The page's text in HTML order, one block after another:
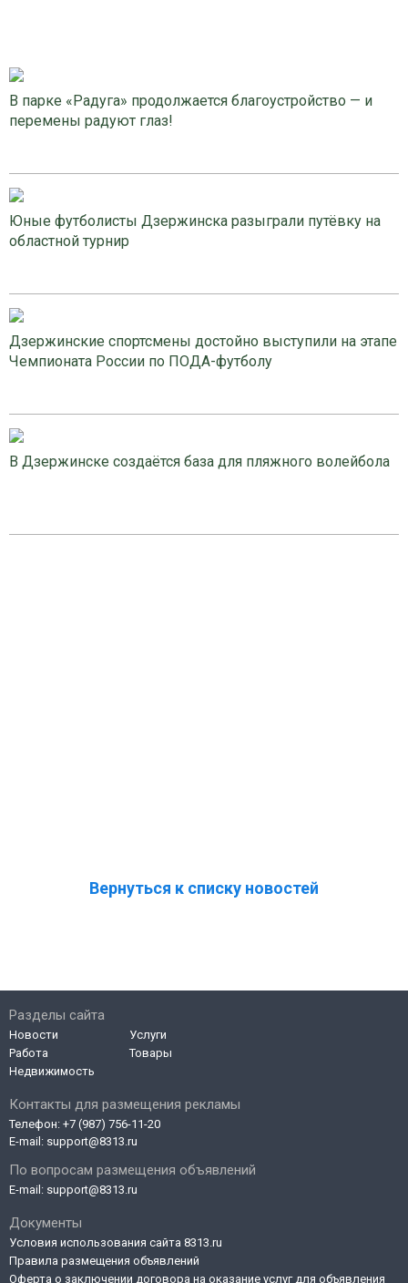
В парке «Радуга» продолжается благоустройство — и
перемены радуют глаз!
Юные футболисты Дзержинска разыграли путёвку на
областной турнир
Дзержинские спортсмены достойно выступили на этапе
Чемпионата России по ПОДА-футболу
В Дзержинске создаётся база для пляжного волейбола
Вернуться к списку новостей
Контакты для размещения рекламы
Телефон: +7 (987) 756-11-20
E-mail: support@8313.ru
По вопросам размещения объявлений
E-mail: support@8313.ru
Документы
Условия использования сайта 8313.ru
Правила размещения объявлений
Оферта о заключении договора на оказание услуг для объявления
Разделы сайта
Новости
Работа
Недвижимость
Услуги
Товары